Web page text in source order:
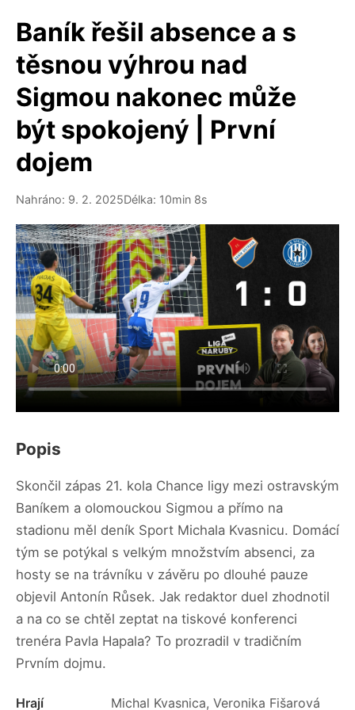
Baník řešil absence a s
těsnou výhrou nad
Sigmou nakonec může
být spokojený | První
dojem
Nahráno: 9. 2. 2025Délka: 10min 8s
Popis
Skončil zápas 21. kola Chance ligy mezi ostravským
Baníkem a olomouckou Sigmou a přímo na
stadionu měl deník Sport Michala Kvasnicu. Domácí
tým se potýkal s velkým množstvím absenci, za
hosty se na trávníku v závěru po dlouhé pauze
objevil Antonín Růsek. Jak redaktor duel zhodnotil
a na co se chtěl zeptat na tiskové konferenci
trenéra Pavla Hapala? To prozradil v tradičním
Prvním dojmu.
Hrají Michal Kvasnica, Veronika Fišarová